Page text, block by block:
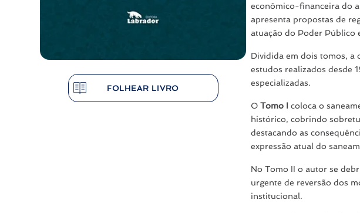
FOLHEAR LIVRO
econômico-financeira do
apresenta propostas de
atuação do Poder Público
Dividida em dois tomos, a
estudos realizados desde
especializadas.
O Tomo Icoloca o
histórico, cobrindo
destacando as
expressão atual do
No Tomo II o autor se
urgente de reversão dos
institucional.